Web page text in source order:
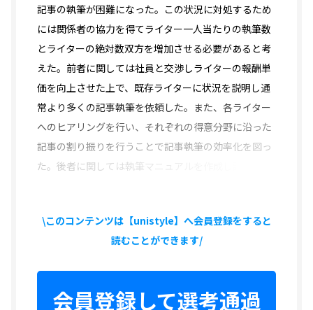
記事の執筆が困難になった。この状況に対処するため
には関係者の協力を得てライター一人当たりの執筆数
とライターの絶対数双方を増加させる必要があると考
えた。前者に関しては社員と交渉しライターの報酬単
価を向上させた上で、既存ライターに状況を説明し通
常より多くの記事執筆を依頼した。また、各ライター
へのヒアリングを行い、それぞれの得意分野に沿った
記事の割り振りを行うことで記事執筆の効率化を図っ
た。後者に関しては執筆マニュアルを作成し記
\このコンテンツは【unistyle】へ会員登録をすると
読むことができます/
会員登録して選考通過